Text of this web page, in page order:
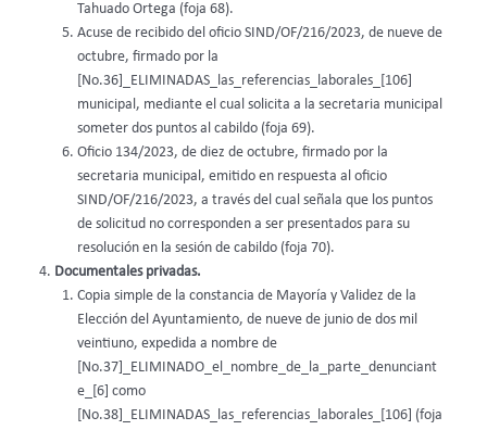
Tahuado Ortega (foja 68).
Acuse de recibido del oficio SIND/OF/216/2023, de nueve de
octubre, firmado por la
[No.36]_ELIMINADAS_las_referencias_laborales_[106]
municipal, mediante el cual solicita a la secretaria municipal
someter dos puntos al cabildo (foja 69).
Oficio 134/2023, de diez de octubre, firmado por la
secretaria municipal, emitido en respuesta al oficio
SIND/OF/216/2023, a través del cual señala que los puntos
de solicitud no corresponden a ser presentados para su
resolución en la sesión de cabildo (foja 70).
Documentales privadas.
Copia simple de la constancia de Mayoría y Validez de la
Elección del Ayuntamiento, de nueve de junio de dos mil
veintiuno, expedida a nombre de
[No.37]_ELIMINADO_el_nombre_de_la_parte_denunciant
e_[6] como
[No.38]_ELIMINADAS_las_referencias_laborales_[106] (foja